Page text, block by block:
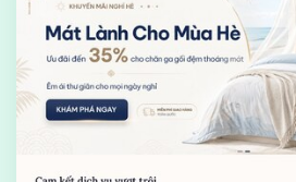
Được tích hợp sẵn trong theme giúp
kiếm các sản phẩm dễ dàng và nhanh